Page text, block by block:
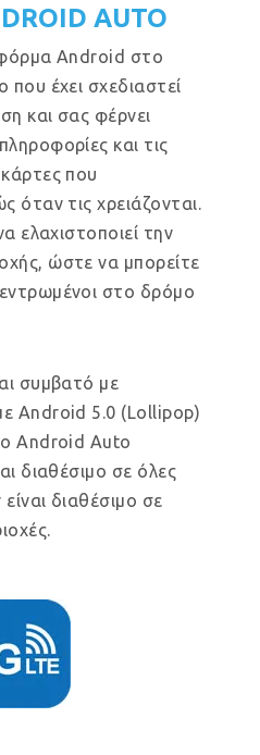
AUTO
Android στο
έχει σχεδιαστεί
και σας φέρνει
και τις
που
όταν τις χρειάζονται.
ελαχιστοποιεί την
ώστε να μπορείτε
στο δρόμο
συμβατό με
Android 5.0 (Lollipop)
Android Auto
διαθέσιμο σε όλες
διαθέσιμο σε